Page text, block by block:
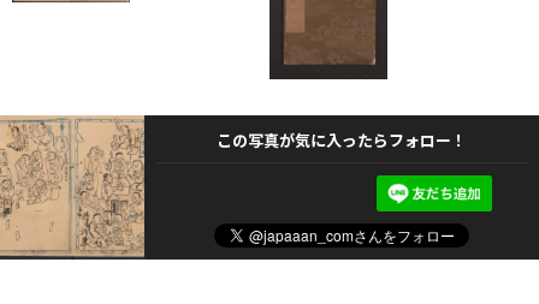
この写真が気に入ったらフォロー！